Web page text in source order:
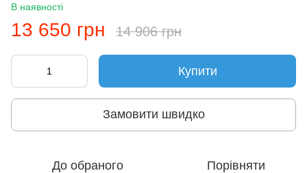
В наявності
13 650 грн 14 906 грн
Купити
Замовити швидко
До обраного Порівняти